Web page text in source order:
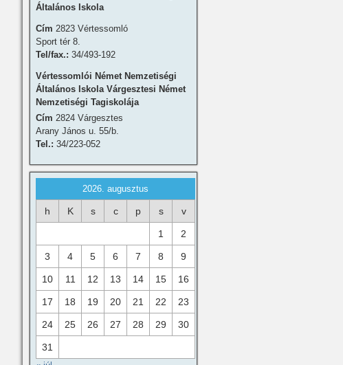
Általános Iskola
Cím 2823 Vértessomló
Sport tér 8.
Tel/fax.: 34/493-192
Vértessomlói Német Nemzetiségi
Általános Iskola Várgesztesi Német
Nemzetiségi Tagiskolája
Cím 2824 Várgesztes
Arany János u. 55/b.
Tel.: 34/223-052
2026. augusztus
h K s c p s v
1 2
3 4 5 6 7 8 9
10 11 12 13 14 15 16
17 18 19 20 21 22 23
24 25 26 27 28 29 30
31